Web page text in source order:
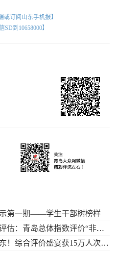
或订阅山东手机报】
到10658000】
第一期——学生干部树榜样
全国32个重点城市政务服务评估：青岛总体指数评价“非常高”
南方科技大学招生办亲临山东！综合评价盛宴获15万人次观看点赞